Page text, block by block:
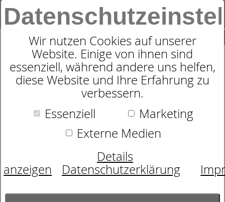
Wir nutzen Cookies auf unserer
Website. Einige von ihnen sind
essenziell, während andere uns helfen,
diese Website und Ihre Erfahrung zu
verbessern.
Essenziell
Marketing
Externe Medien
Details
anzeigen
Datenschutzerklärung
SUCHE
0
RAHMEN
DORMABELL CLASSIC N